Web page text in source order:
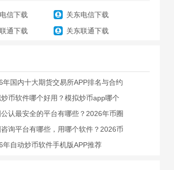
、伤病报告、赛后战报等内容，一手信息即
信下载
关东电信下载
通下载 关东联通下载
年国内十大期货交易所APP排名与合约
币软件哪个好用？模拟炒币app哪个
认最安全的平台有哪些？2026年币圈
询平台有哪些，用哪个软件？2026币
年自动炒币软件手机版APP推荐